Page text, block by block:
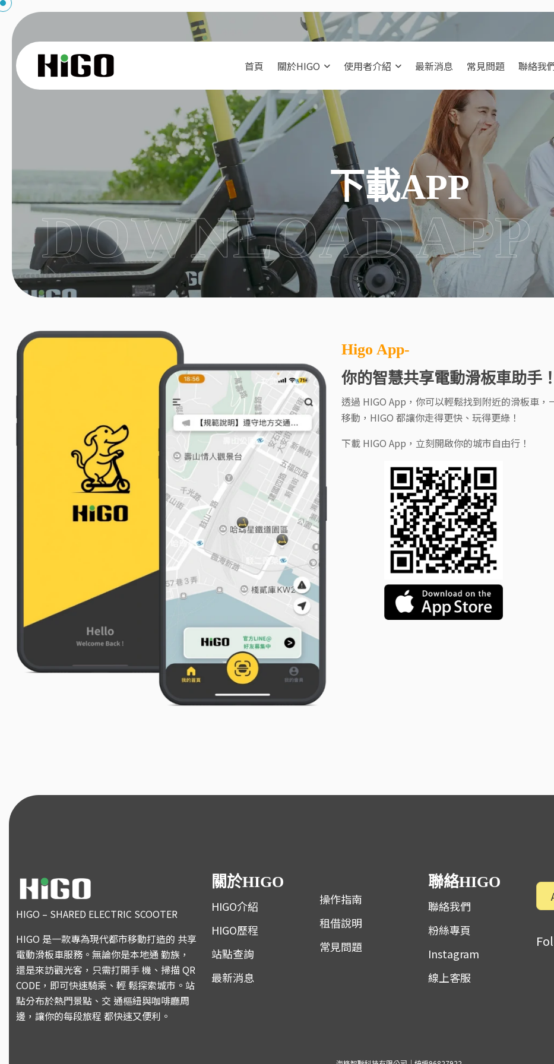
首頁 關於HIGO 使用者介紹 最新消息 常見問題 聯絡我
DOWNLOAD APP
下載APP
Higo App-
你的智慧共享電動滑板車助手！
透過 HIGO App，你可以輕鬆找到附近的滑板車
移動，HIGO 都讓你走得更快、玩得更綠！
下載 HIGO App，立刻開啟你的城市自由行！
HIGO – SHARED ELECTRIC SCOOTER
HIGO 是一款專為現代都市移動打造的 共享
電動滑板車服務。無論你是本地通 勤族，
還是來訪觀光客，只需打開手 機、掃描 QR
CODE，即可快速騎乘、輕 鬆探索城市。站
點分布於熱門景點、交 通樞紐與咖啡廳周
邊，讓你的每段旅程 都快速又便利。
關於HIGO
HIGO介紹
HIGO歷程
站點查詢
最新消息
操作指南
租借說明
常見問題
聯絡HIGO
聯絡我們
粉絲專頁
Instagram
線上客服